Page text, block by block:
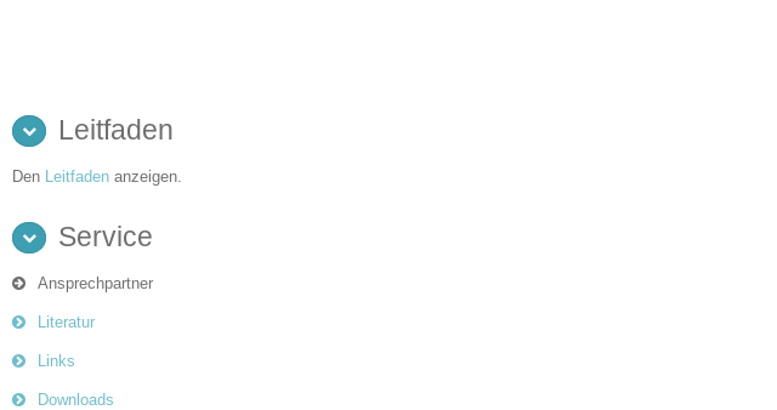
Leitfaden
Den Leitfaden anzeigen.
Service
Ansprechpartner
Literatur
Links
Downloads